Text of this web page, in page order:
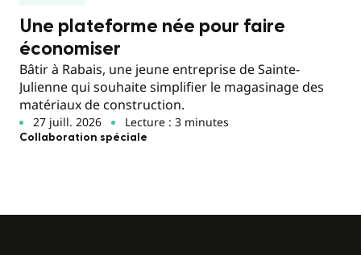
Une plateforme née pour faire
économiser
Bâtir à Rabais, une jeune entreprise de Sainte-
Julienne qui souhaite simplifier le magasinage des
matériaux de construction.
27 juill. 2026 Lecture : 3 minutes
Collaboration spéciale